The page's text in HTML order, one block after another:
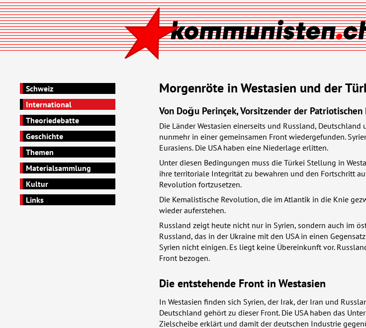
Schweiz
International
Theoriedebatte
Geschichte
Themen
Materialsammlung
Kultur
Links
Morgenröte in Westasien und der
Von Doğu Perinçek, Vorsitzender der
Die Länder Westasien einerseits und Russland, Deutschland
nunmehr in einer gemeinsamen Front wiedergefunden.
Eurasiens. Die USAhaben eine Niederlage erlitten.
Unter diesen Bedingungen muss die Türkei Stellung in
ihre territoriale Integrität zu bewahren und den Fortschritt
Revolution fortzusetzen.
Die Kemalistische Revolution, die im Atlantik in die Knie
wieder auferstehen.
Russland zeigt heute nicht nur in Syrien, sondern auch im
Russland, das in der Ukraine mit den USAin einen
Syrien nicht einigen. Es liegt keine Übereinkunft vor.
Front bezogen.
Die entstehende Front in Westasien
In Westasien finden sich Syrien, der Irak, der Iran und
Deutschland gehört zu dieser Front. Die USAhaben das
Zielscheibe erklärt und damit der deutschen Industrie